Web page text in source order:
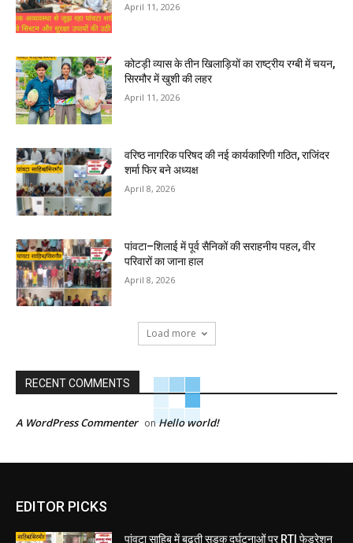
April 11, 2026
कोटड़ी व्यास के तीन खिलाड़ियों का राष्ट्रीय रग्बी में चयन,
सिरमौर में खुशी की लहर
April 11, 2026
वरिष्ठ नागरिक परिषद की नई कार्यकारिणी गठित, राजिंदर
शर्मा फिर बने अध्यक्ष
April 8, 2026
पांवटा–शिलाई में पूर्व सैनिकों की सराहनीय पहल, वीर
परिवारों का जाना हाल
April 8, 2026
Load more
RECENT COMMENTS
A WordPress Commenter onHello world!
EDITOR PICKS
पांवटा साहिब में बढ़ती सड़क दुर्घटनाओं पर RTI फेडरेशन